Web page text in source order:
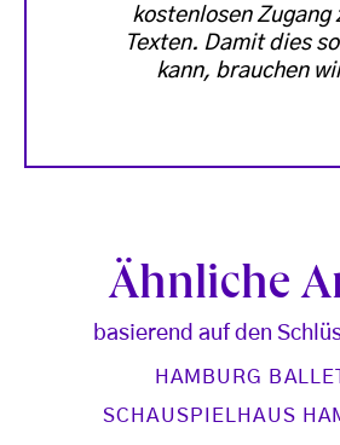
kostenlosen Zugang
Texten. Damit dies
kann, brauchen
Ähnliche
basierend auf den
HAMBURG
SCHAUSPIELHAUS